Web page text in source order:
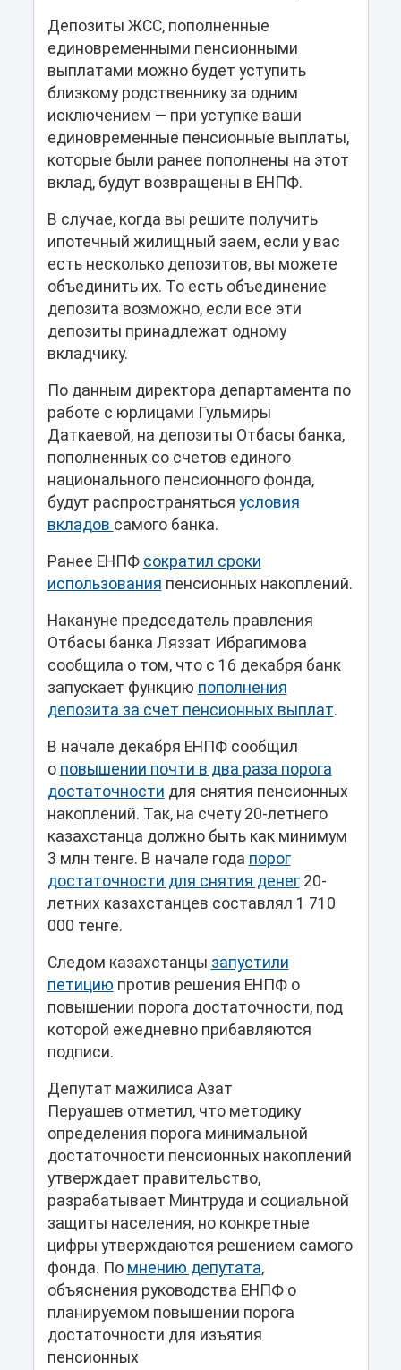
Депозиты ЖСС, пополненные
единовременными пенсионными
выплатами можно будет уступить
близкому родственнику за одним
исключением — при уступке ваши
единовременные пенсионные выплаты,
которые были ранее пополнены на этот
вклад, будут возвращены в ЕНПФ.
В случае, когда вы решите получить
ипотечный жилищный заем, если у вас
есть несколько депозитов, вы можете
объединить их. То есть объединение
депозита возможно, если все эти
депозиты принадлежат одному
вкладчику.
По данным директора департамента по
работе с юрлицами Гульмиры
Даткаевой, на депозиты Отбасы банка,
пополненных со счетов единого
национального пенсионного фонда,
будут распространяться условия
вкладов самого банка.
Ранее ЕНПФ сократил сроки
использования пенсионных накоплений.
Накануне председатель правления
Отбасы банка Ляззат Ибрагимова
сообщила о том, что с 16 декабря банк
запускает функцию пополнения
депозита за счет пенсионных выплат.
В начале декабря ЕНПФ сообщил
о повышении почти в два раза порога
достаточности для снятия пенсионных
накоплений. Так, на счету 20-летнего
казахстанца должно быть как минимум
3 млн тенге. В начале года порог
достаточности для снятия денег20-
летних казахстанцев составлял 1 710
000 тенге.
Следом казахстанцы запустили
петицию против решения ЕНПФ о
повышении порога достаточности, под
которой ежедневно прибавляются
подписи.
Депутат мажилиса Азат
Перуашев отметил, что методику
определения порога минимальной
достаточности пенсионных накоплений
утверждает правительство,
разрабатывает Минтруда и социальной
защиты населения, но конкретные
цифры утверждаются решением самого
фонда. По мнению депутата,
объяснения руководства ЕНПФ о
планируемом повышении порога
достаточности для изъятия
пенсионных